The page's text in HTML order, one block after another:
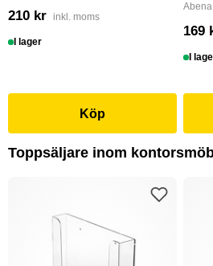
210 kr inkl. moms
I lager
Köp
Abena
169
I
Toppsäljare inom